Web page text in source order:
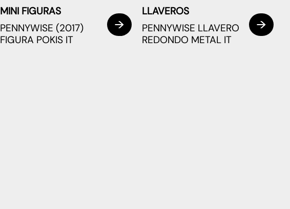
MINI FIGURAS
PENNYWISE (2017)
FIGURA POKIS IT
LLAVEROS
PENNYWISE LLAVERO
REDONDO METAL IT